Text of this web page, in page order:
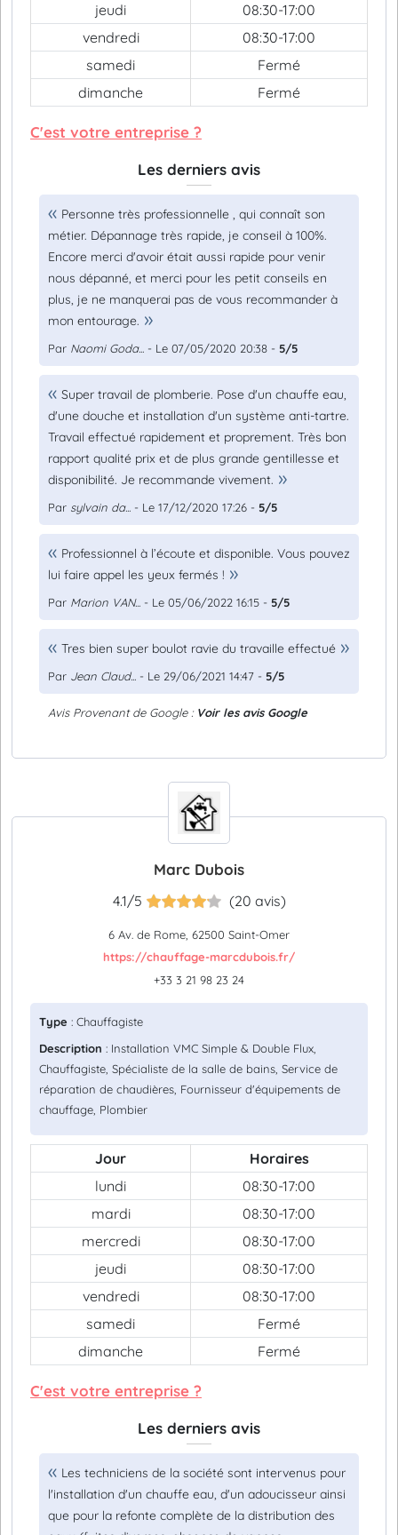
jeudi
08:30-17:00
vendredi
08:30-17:00
samedi
Fermé
dimanche
Fermé
C'est votre entreprise ?
Les derniers avis
Personne très professionnelle , qui connaît son
métier. Dépannage très rapide, je conseil à 100%.
Encore merci d'avoir était aussi rapide pour venir
nous dépanné, et merci pour les petit conseils en
plus, je ne manquerai pas de vous recommander à
mon entourage.
Par Naomi Goda... - Le 07/05/2020 20:38 - 5/5
Super travail de plomberie. Pose d'un chauffe eau,
d'une douche et installation d'un système anti-tartre.
Travail effectué rapidement et proprement. Très bon
rapport qualité prix et de plus grande gentillesse et
disponibilité. Je recommande vivement.
Par sylvain da... - Le 17/12/2020 17:26 - 5/5
Professionnel à l’écoute et disponible. Vous pouvez
lui faire appel les yeux fermés !
Par Marion VAN... - Le 05/06/2022 16:15 - 5/5
Tres bien super boulot ravie du travaille effectué
Par Jean Claud... - Le 29/06/2021 14:47 - 5/5
Avis Provenant de Google : Voir les avis Google
Marc Dubois
4.1/5 (20 avis)
6 Av. de Rome, 62500 Saint-Omer
https://chauffage-marcdubois.fr/
+33 3 21 98 23 24
Type : Chauffagiste
Description : Installation VMC Simple & Double Flux,
Chauffagiste, Spécialiste de la salle de bains, Service de
réparation de chaudières, Fournisseur d'équipements de
chauffage, Plombier
Jour
Horaires
lundi
08:30-17:00
mardi
08:30-17:00
mercredi
08:30-17:00
jeudi
08:30-17:00
vendredi
08:30-17:00
samedi
Fermé
dimanche
Fermé
C'est votre entreprise ?
Les derniers avis
Les techniciens de la société sont intervenus pour
l'installation d'un chauffe eau, d'un adoucisseur ainsi
que pour la refonte complète de la distribution des